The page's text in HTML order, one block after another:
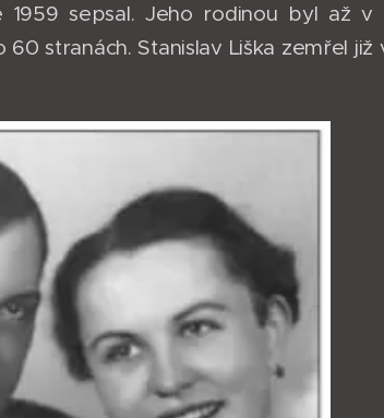
sepsal. Jeho rodinou byl až
stranách. Stanislav Liška zemřel již